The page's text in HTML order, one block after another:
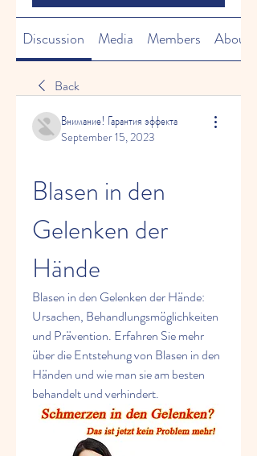
Discussion Media Members About
Back
Внимание! Гарантия эффекта
September 15, 2023
Blasen in den
Gelenken der
Hände
Blasen in den Gelenken der Hände:
Ursachen, Behandlungsmöglichkeiten
und Prävention. Erfahren Sie mehr
über die Entstehung von Blasen in den
Händen und wie man sie am besten
behandelt und verhindert.